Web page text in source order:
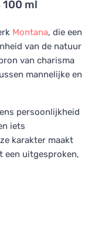
ml
Montana, die een
van de natuur
van charisma
mannelijke en
persoonlijkheid
iets
karakter maakt
een uitgesproken,